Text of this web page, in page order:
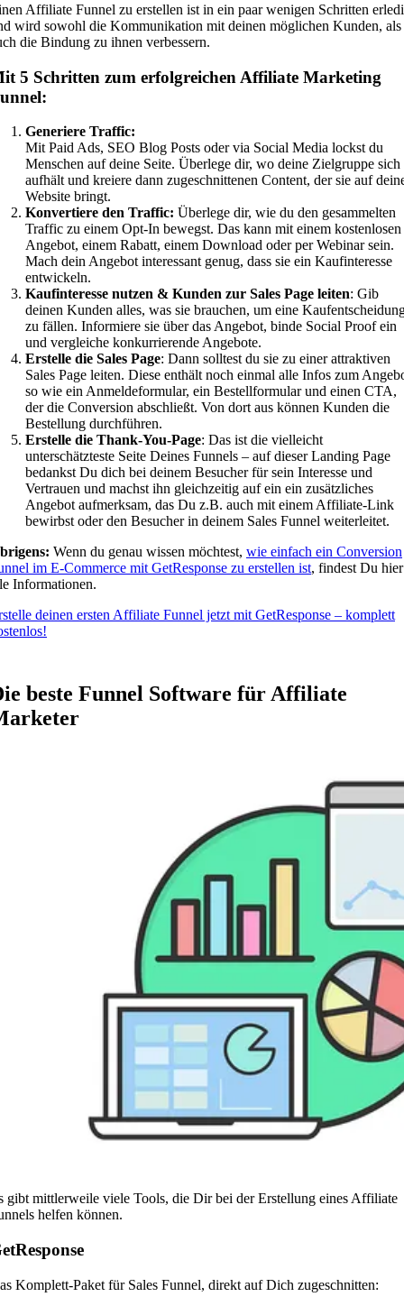
Affiliate Funnel zu erstellen ist in ein paar wenigen Schritten
wird sowohl die Kommunikation mit deinen möglichen Kunden, als
die Bindung zu ihnen verbessern.
5 Schritten zum erfolgreichen Affiliate Marketing
Generiere Traffic:
Mit Paid Ads, SEO Blog Posts oder via Social Media lockst du
Menschen auf deine Seite. Überlege dir, wo deine Zielgruppe sich
aufhält und kreiere dann zugeschnittenen Content, der sie auf
Website bringt.
Konvertiere den Traffic: Überlege dir, wie du den gesammelten
Traffic zu einem Opt-In bewegst. Das kann mit einem kostenlosen
Angebot, einem Rabatt, einem Download oder per Webinar sein.
Mach dein Angebot interessant genug, dass sie ein Kaufinteresse
entwickeln.
Kaufinteresse nutzen & Kunden zur Sales Page leiten: Gib
deinen Kunden alles, was sie brauchen, um eine
zu fällen. Informiere sie über das Angebot, binde Social Proof ein
und vergleiche konkurrierende Angebote.
Erstelle die Sales Page: Dann solltest du sie zu einer attraktiven
Sales Page leiten. Diese enthält noch einmal alle Infos zum
so wie ein Anmeldeformular, ein Bestellformular und einen CTA,
der die Conversion abschließt. Von dort aus können Kunden die
Bestellung durchführen.
Erstelle die Thank-You-Page: Das ist die vielleicht
unterschätzteste Seite Deines Funnels – auf dieser Landing Page
bedankst Du dich bei deinem Besucher für sein Interesse und
Vertrauen und machst ihn gleichzeitig auf ein ein zusätzliches
Angebot aufmerksam, das Du z.B. auch mit einem Affiliate-Link
bewirbst oder den Besucher in deinem Sales Funnel weiterleitet.
Wenn du genau wissen möchtest, wie einfach ein Conversion
im E-Commerce mit GetResponse zu erstellen ist, findest Du hier
Informationen.
deinen ersten Affiliate Funnel jetzt mit GetResponse – komplett
beste Funnel Software für Affiliate
gibt mittlerweile viele Tools, die Dir bei der Erstellung eines Affiliate
helfen können.
Komplett-Paket für Sales Funnel, direkt auf Dich zugeschnitten: